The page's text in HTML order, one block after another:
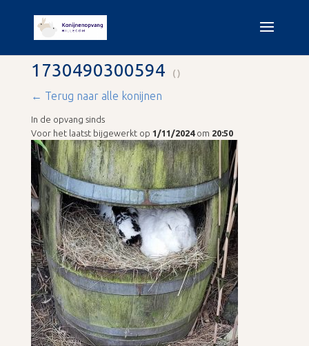
1730490300594 ()
← Terug naar alle konijnen
In de opvang sinds
Voor het laatst bijgewerkt op 1/11/2024om 20:50